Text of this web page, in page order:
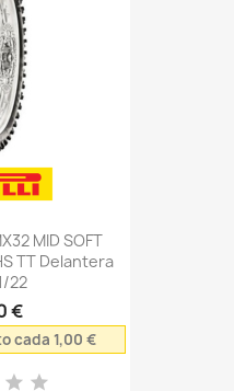
MID SOFT
TT Delantera
22
€
cada 1,00 €